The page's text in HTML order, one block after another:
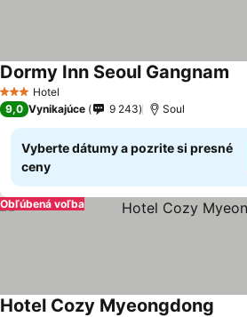
3 Počet hviezdičiek
Hotel
Dormy Inn Seoul Gangnam
9,0 Vynikajúce 9 243 Soul
Vyberte dátumy a pozrite si presné
ceny
Obľúbená voľba
Hotel Cozy Myeongdong